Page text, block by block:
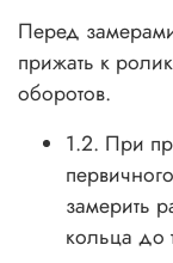
Перед
прижать к
оборотов.
1.2. При
замерить
кольца до